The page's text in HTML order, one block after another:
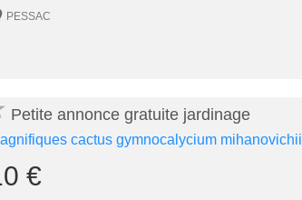
PESSAC
Petite annonce gratuite jardinage
cactus gymnocalycium mihanovichii
€